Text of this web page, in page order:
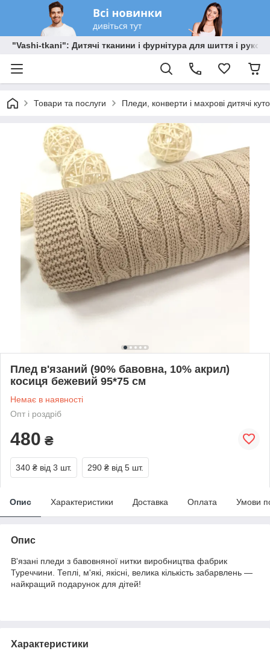
"Vashi-tkani": Дитячі тканини і фурнітура для шиття і
Товари та послуги Пледи, конверти і махрові дитячі
Плед в'язаний (90% бавовна, 10% акрил)
косиця бежевий 95*75 см
Немає в наявності
Опт і роздріб
480 ₴
340 ₴ від 3 шт. 290 ₴ від 5 шт.
Опис Характеристики Доставка Оплата Умови
Опис
В'язані пледи з бавовняної нитки виробництва фабрик
Туреччини. Теплі, м'які, якісні, велика кількість забарвлень —
найкращий подарунок для дітей!
Характеристики